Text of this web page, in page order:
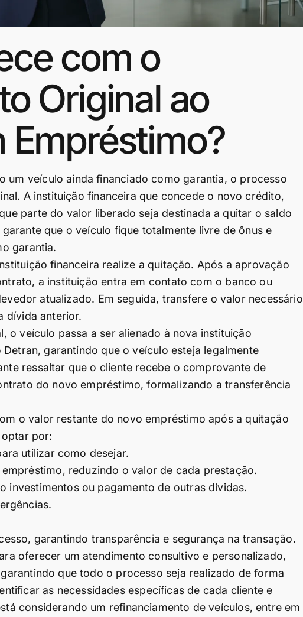
com o
Original ao
um veículo ainda financiado como garantia, o processo
A instituição financeira que concede o novo crédito,
parte do valor liberado seja destinada a quitar o saldo
que o veículo fique totalmente livre de ônus e
garantia.
financeira realize a quitação. Após a aprovação
a instituição entra em contato com o banco ou
atualizado. Em seguida, transfere o valor necessário
dívida anterior.
o veículo passa a ser alienado à nova instituição
garantindo que o veículo esteja legalmente
ressaltar que o cliente recebe o comprovante de
do novo empréstimo, formalizando a transferência
o valor restante do novo empréstimo após a quitação
por:
utilizar como desejar.
reduzindo o valor de cada prestação.
investimentos ou pagamento de outras dívidas.
garantindo transparência e segurança na transação.
oferecer um atendimento consultivo e personalizado,
que todo o processo seja realizado de forma
as necessidades específicas de cada cliente e
considerando um refinanciamento de veículos, entre em